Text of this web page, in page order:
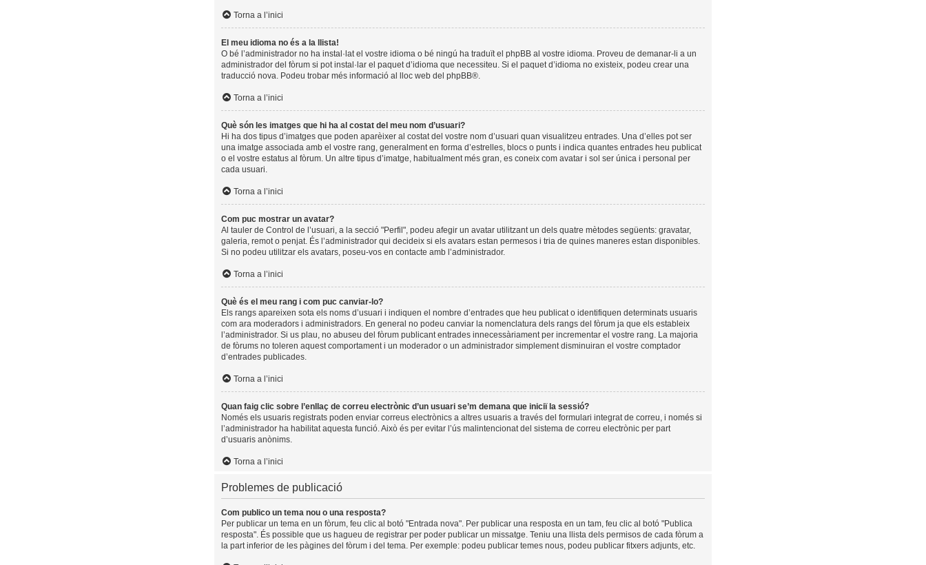
Torna a l’inici
El meu idioma no és a la llista!
O bé l’administrador no ha instal·lat el vostre idioma o bé ningú ha traduït el phpBB al vostre idioma. Proveu de demanar-li a un
administrador del fòrum si pot instal·lar el paquet d’idioma que necessiteu. Si el paquet d’idioma no existeix, podeu crear una
traducció nova. Podeu trobar més informació al lloc web del phpBB®.
Torna a l’inici
Què són les imatges que hi ha al costat del meu nom d’usuari?
Hi ha dos tipus d’imatges que poden aparèixer al costat del vostre nom d’usuari quan visualitzeu entrades. Una d’elles pot ser
una imatge associada amb el vostre rang, generalment en forma d’estrelles, blocs o punts i indica quantes entrades heu publicat
o el vostre estatus al fòrum. Un altre tipus d’imatge, habitualment més gran, es coneix com avatar i sol ser única i personal per
cada usuari.
Torna a l’inici
Com puc mostrar un avatar?
Al tauler de Control de l’usuari, a la secció "Perfil", podeu afegir un avatar utilitzant un dels quatre mètodes següents: gravatar,
galeria, remot o penjat. És l’administrador qui decideix si els avatars estan permesos i tria de quines maneres estan disponibles.
Si no podeu utilitzar els avatars, poseu-vos en contacte amb l’administrador.
Torna a l’inici
Què és el meu rang i com puc canviar-lo?
Els rangs apareixen sota els noms d’usuari i indiquen el nombre d’entrades que heu publicat o identifiquen determinats usuaris
com ara moderadors i administradors. En general no podeu canviar la nomenclatura dels rangs del fòrum ja que els estableix
l’administrador. Si us plau, no abuseu del fòrum publicant entrades innecessàriament per incrementar el vostre rang. La majoria
de fòrums no toleren aquest comportament i un moderador o un administrador simplement disminuiran el vostre comptador
d’entrades publicades.
Torna a l’inici
Quan faig clic sobre l’enllaç de correu electrònic d’un usuari se’m demana que iniciï la sessió?
Només els usuaris registrats poden enviar correus electrònics a altres usuaris a través del formulari integrat de correu, i només si
l’administrador ha habilitat aquesta funció. Això és per evitar l’ús malintencionat del sistema de correu electrònic per part
d’usuaris anònims.
Torna a l’inici
Problemes de publicació
Com publico un tema nou o una resposta?
Per publicar un tema en un fòrum, feu clic al botó "Entrada nova". Per publicar una resposta en un tam, feu clic al botó "Publica
resposta". És possible que us hagueu de registrar per poder publicar un missatge. Teniu una llista dels permisos de cada fòrum a
la part inferior de les pàgines del fòrum i del tema. Per exemple: podeu publicar temes nous, podeu publicar fitxers adjunts, etc.